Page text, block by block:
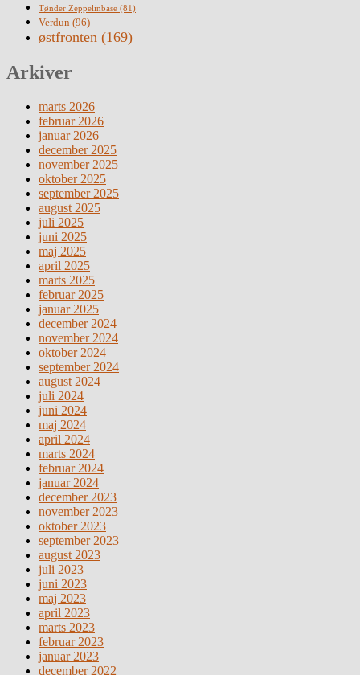
Tønder Zeppelinbase (81)
Verdun (96)
østfronten (169)
Arkiver
marts 2026
februar 2026
januar 2026
december 2025
november 2025
oktober 2025
september 2025
august 2025
juli 2025
juni 2025
maj 2025
april 2025
marts 2025
februar 2025
januar 2025
december 2024
november 2024
oktober 2024
september 2024
august 2024
juli 2024
juni 2024
maj 2024
april 2024
marts 2024
februar 2024
januar 2024
december 2023
november 2023
oktober 2023
september 2023
august 2023
juli 2023
juni 2023
maj 2023
april 2023
marts 2023
februar 2023
januar 2023
december 2022